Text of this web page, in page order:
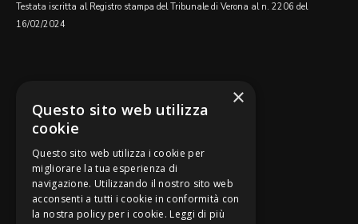
Testata iscritta al Registro stampa del Tribunale di Verona al n. 2206 del
16/02/2024
Be Bankers è ideato da
×
Questo sito web utilizza
cookie
Questo sito web utilizza i cookie per
migliorare la tua esperienza di
navigazione. Utilizzando il nostro sito web
acconsenti a tutti i cookie in conformità con
la nostra policy per i cookie. Leggi di più